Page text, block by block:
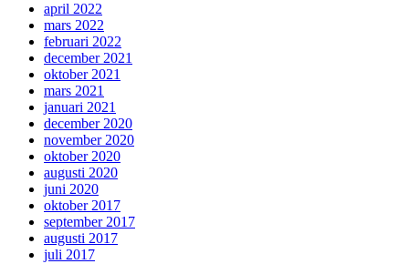
april 2022
mars 2022
februari 2022
december 2021
oktober 2021
mars 2021
januari 2021
december 2020
november 2020
oktober 2020
augusti 2020
juni 2020
oktober 2017
september 2017
augusti 2017
juli 2017